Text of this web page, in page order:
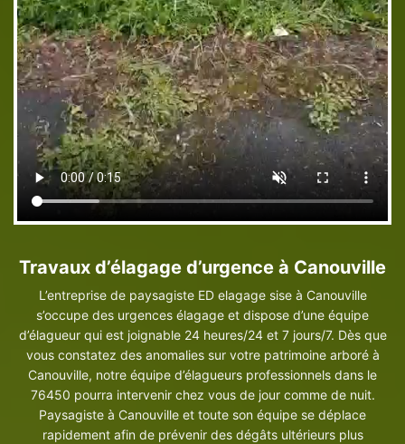
Travaux d’élagage d’urgence à Canouville
L’entreprise de paysagiste ED elagage sise à Canouville
s’occupe des urgences élagage et dispose d’une équipe
d’élagueur qui est joignable 24 heures/24 et 7 jours/7. Dès que
vous constatez des anomalies sur votre patrimoine arboré à
Canouville, notre équipe d’élagueurs professionnels dans le
76450 pourra intervenir chez vous de jour comme de nuit.
Paysagiste à Canouville et toute son équipe se déplace
rapidement afin de prévenir des dégâts ultérieurs plus